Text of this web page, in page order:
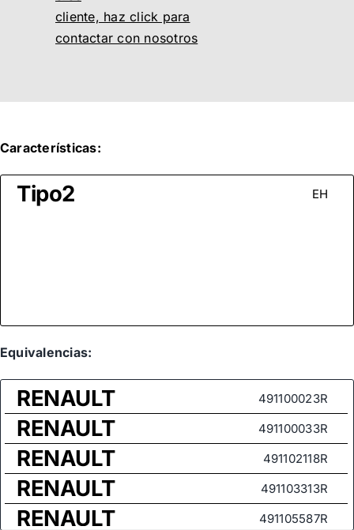
cliente, haz click para
contactar con nosotros
Características:
Tipo2 EH
Equivalencias:
RENAULT 491100023R
RENAULT 491100033R
RENAULT 491102118R
RENAULT 491103313R
RENAULT 491105587R